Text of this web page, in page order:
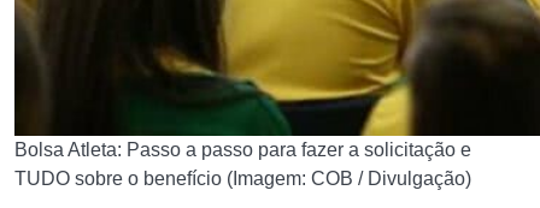
Bolsa Atleta: Passo a passo para fazer a solicitação e
TUDO sobre o benefício (Imagem: COB / Divulgação)